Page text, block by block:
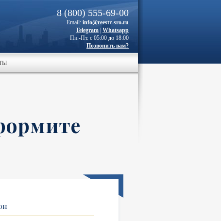
8 (800) 555-69-00
Email: info@reestr-sro.ru
Telegram Whatsapp
Пн.-Пт. с 05:00 до 18:00
Позвонить вам?